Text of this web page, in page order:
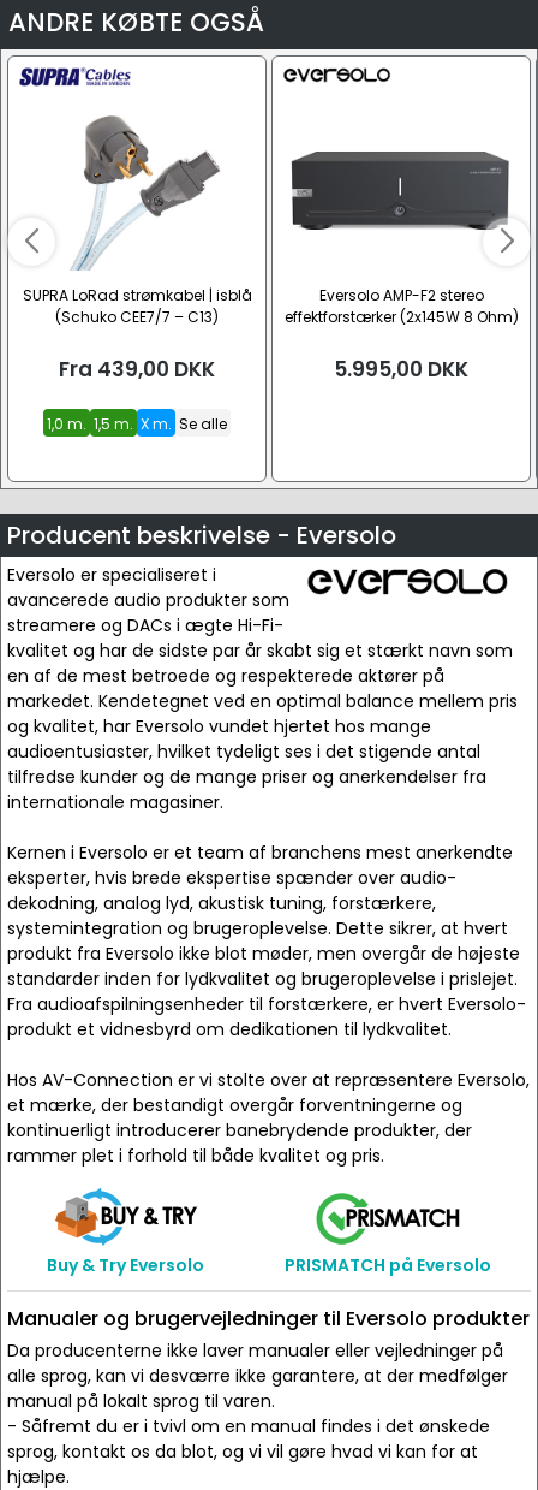
ANDRE KØBTE OGSÅ
SUPRA LoRad strømkabel | isblå
(Schuko CEE7/7 – C13)
Fra 439,00 DKK
1,0 m. 1,5 m. X m. Se alle
Eversolo AMP-F2 stereo
effektforstærker (2x145W 8 Ohm)
5.995,00 DKK
Producent beskrivelse - Eversolo
Eversolo er specialiseret i
avancerede audio produkter som
streamere og DACs i ægte Hi-Fi-
kvalitet og har de sidste par år skabt sig et stærkt navn som
en af de mest betroede og respekterede aktører på
markedet. Kendetegnet ved en optimal balance mellem pris
og kvalitet, har Eversolo vundet hjertet hos mange
audioentusiaster, hvilket tydeligt ses i det stigende antal
tilfredse kunder og de mange priser og anerkendelser fra
internationale magasiner.
Kernen i Eversolo er et team af branchens mest anerkendte
eksperter, hvis brede ekspertise spænder over audio-
dekodning, analog lyd, akustisk tuning, forstærkere,
systemintegration og brugeroplevelse. Dette sikrer, at hvert
produkt fra Eversolo ikke blot møder, men overgår de højeste
standarder inden for lydkvalitet og brugeroplevelse i prislejet.
Fra audioafspilningsenheder til forstærkere, er hvert Eversolo-
produkt et vidnesbyrd om dedikationen til lydkvalitet.
Hos AV-Connection er vi stolte over at repræsentere Eversolo,
et mærke, der bestandigt overgår forventningerne og
kontinuerligt introducerer banebrydende produkter, der
rammer plet i forhold til både kvalitet og pris.
Buy & Try Eversolo PRISMATCH på Eversolo
Manualer og brugervejledninger til Eversolo produkter
Da producenterne ikke laver manualer eller vejledninger på
alle sprog, kan vi desværre ikke garantere, at der medfølger
manual på lokalt sprog til varen.
- Såfremt du er i tvivl om en manual findes i det ønskede
sprog, kontakt os da blot, og vi vil gøre hvad vi kan for at
hjælpe.